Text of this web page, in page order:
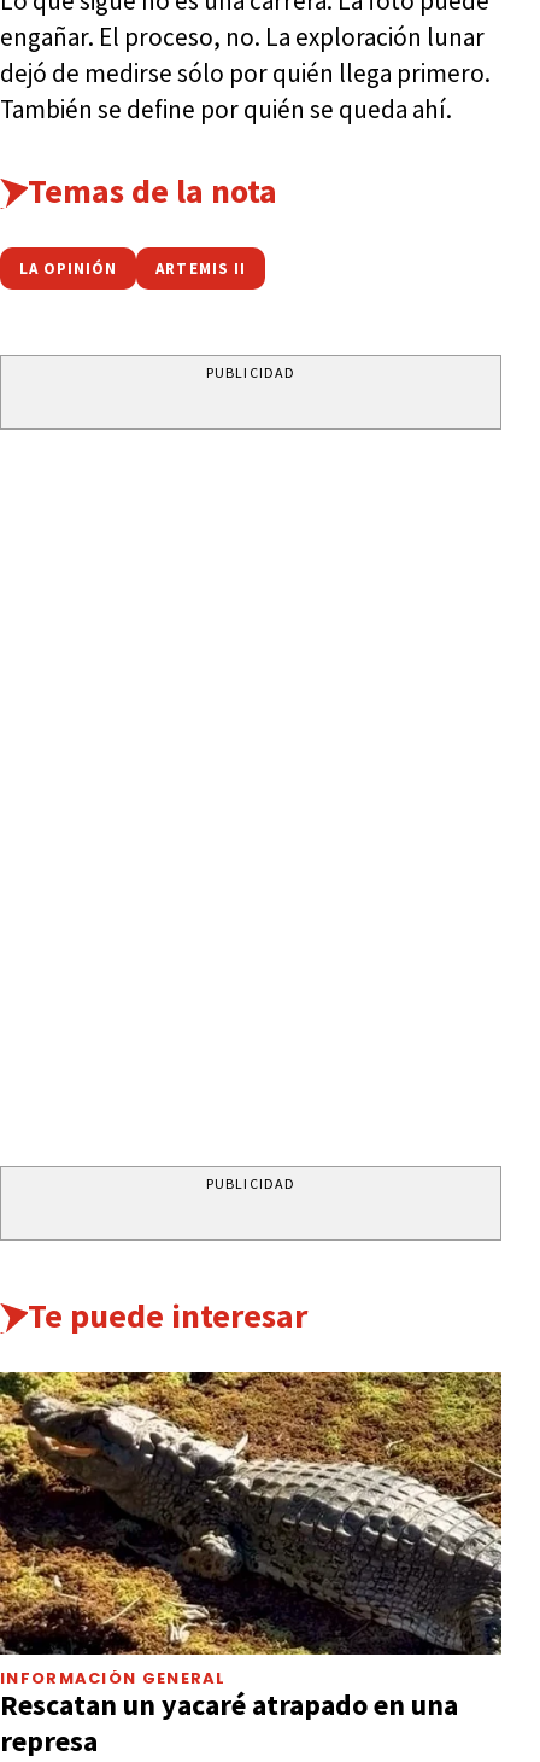
engañar. El proceso, no. La exploración lunar
dejó de medirse sólo por quién llega primero.
También se define por quién se queda ahí.
Temas de la nota
LA OPINIÓN ARTEMIS II
PUBLICIDAD
PUBLICIDAD
Te puede interesar
INFORMACIÓN GENERAL
Rescatan un yacaré atrapado en una
represa